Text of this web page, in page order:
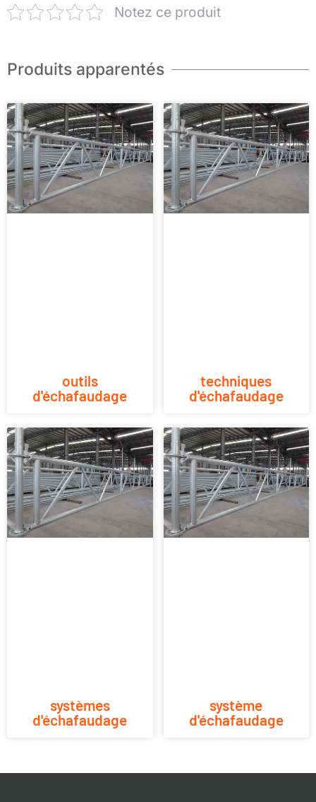
Notez ce produit
Produits apparentés
outils
d'échafaudage
techniques
d'échafaudage
systèmes
d'échafaudage
système
d'échafaudage